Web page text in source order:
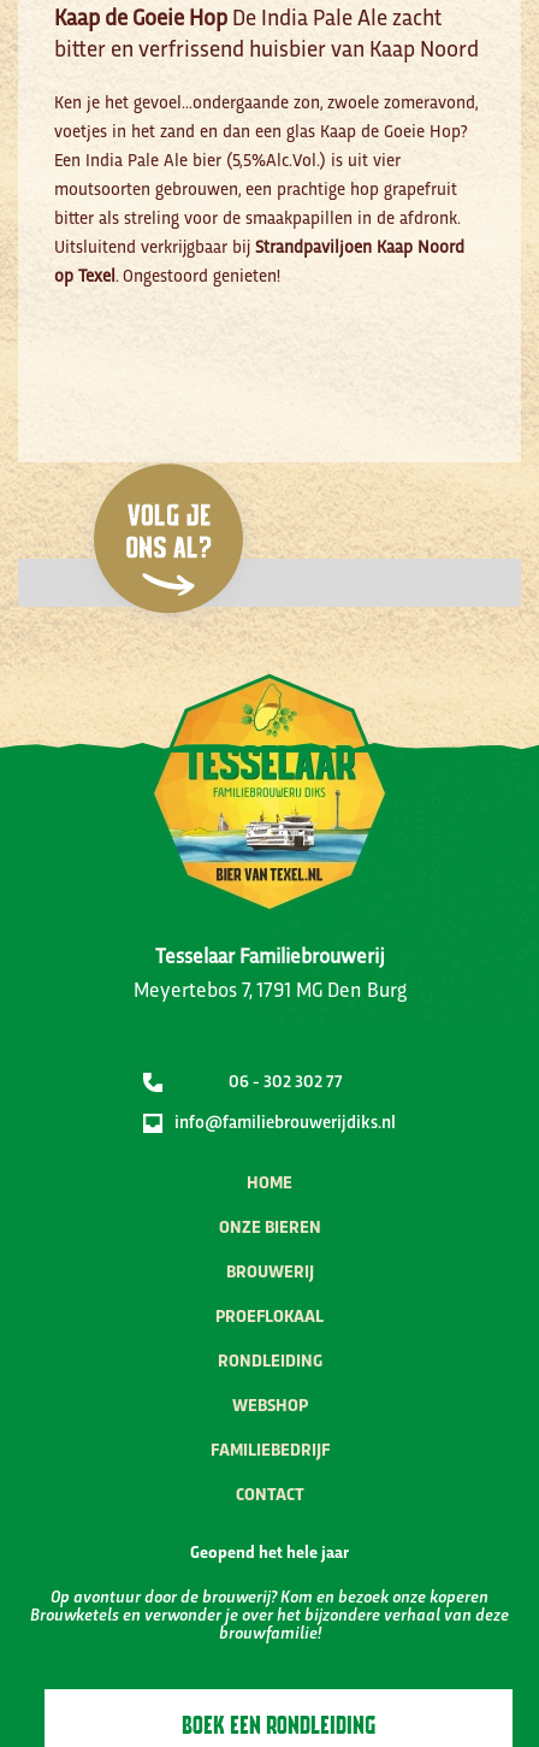
Kaap de Goeie HopDe India Pale Ale zacht
bitter en verfrissend huisbier van Kaap Noord
Ken je het gevoel…ondergaande zon, zwoele zomeravond,
voetjes in het zand en dan een glas Kaap de Goeie Hop?
Een India Pale Ale bier (5,5%Alc.Vol.) is uit vier
moutsoorten gebrouwen, een prachtige hop grapefruit
bitter als streling voor de smaakpapillen in de afdronk.
Uitsluitend verkrijgbaar bij Strandpaviljoen Kaap Noord
op Texel. Ongestoord genieten!
Tesselaar Familiebrouwerij
Meyertebos 7, 1791 MG Den Burg
06 - 302 302 77
info@familiebrouwerijdiks.nl
HOME
ONZE BIEREN
BROUWERIJ
PROEFLOKAAL
RONDLEIDING
WEBSHOP
FAMILIEBEDRIJF
CONTACT
Geopend het hele jaar
Op avontuur door de brouwerij? Kom en bezoek onze koperen
Brouwketels en verwonder je over het bijzondere verhaal van deze
brouwfamilie!
BOEK EEN RONDLEIDING